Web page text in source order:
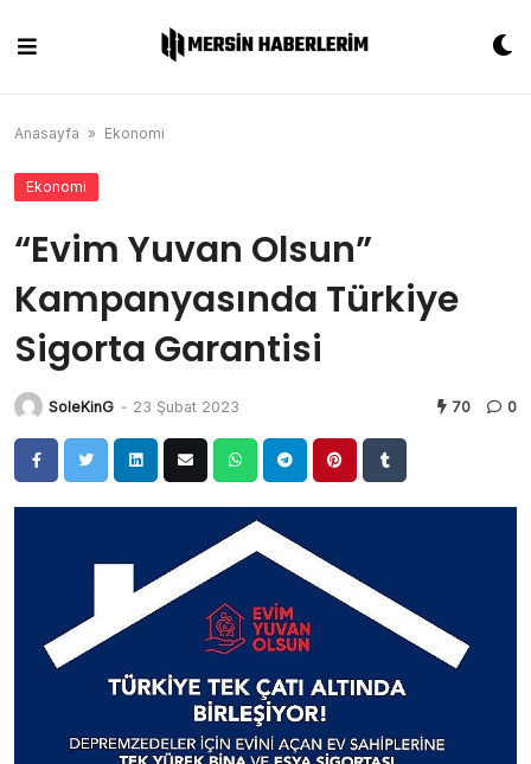
content
Anasayfa » Ekonomi
Ekonomi
“Evim Yuvan Olsun”
Kampanyasında Türkiye
Sigorta Garantisi
SoleKinG - 23 Şubat 2023 70 0